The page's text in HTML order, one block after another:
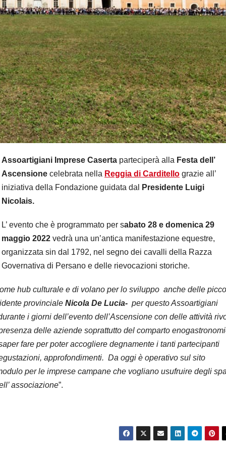
Assoartigiani Imprese Caserta parteciperà alla Festa dell’
Ascensione celebrata nella Reggia di Carditello grazie all’
iniziativa della Fondazione guidata dal
Presidente Luigi
Nicolais.
L’ evento che è programmato per sabato 28 e domenica 29
maggio 2022 vedrà una un’antica manifestazione equestre,
organizzata sin dal 1792, nel segno dei cavalli della Razza
Governativa di Persano e delle rievocazioni storiche.
hub culturale e di volano per lo sviluppo anche delle
provinciale Nicola De Lucia- per questo Assoartigiani
i giorni dell’evento dell’Ascensione con delle attività
delle aziende soprattutto del comparto
fare per poter accogliere degnamente i tanti partecipanti
approfondimenti. Da oggi è operativo sul sito
per le imprese campane che vogliano usufruire degli
associazione”.